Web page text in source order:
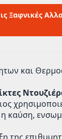
Ξαφνικές
και
καύση,